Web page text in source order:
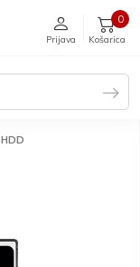
Prijava Košarica
0
HDD